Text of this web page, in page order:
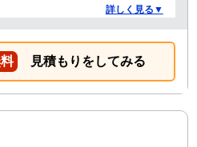
了。 事前打ち合わせ・当日作
詳しく見る▼
見積もりをしてみる